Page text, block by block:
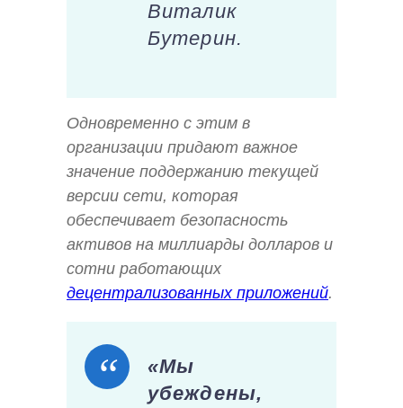
Виталик
Бутерин.
Одновременно с этим в
организации придают важное
значение поддержанию текущей
версии сети, которая
обеспечивает безопасность
активов на миллиарды долларов и
сотни работающих
децентрализованных приложений.
«Мы
убеждены,